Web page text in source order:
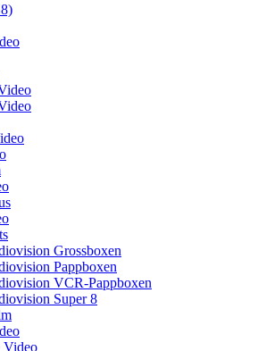
Grossboxen
Pappboxen
VCR-Pappboxen
Super 8
Video